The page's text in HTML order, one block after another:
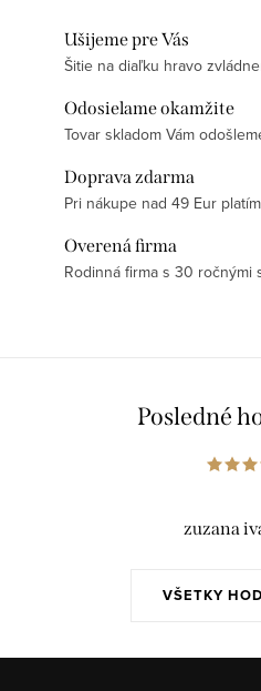
Ušijeme pre Vás
Šitie na diaľku hravo
Odosielame okamžite
Tovar skladom Vám
Doprava zdarma
Pri nákupe nad 49 Eur
Overená firma
Rodinná firma s 30 ročnými
Posledné
VŠETKY
zuzana